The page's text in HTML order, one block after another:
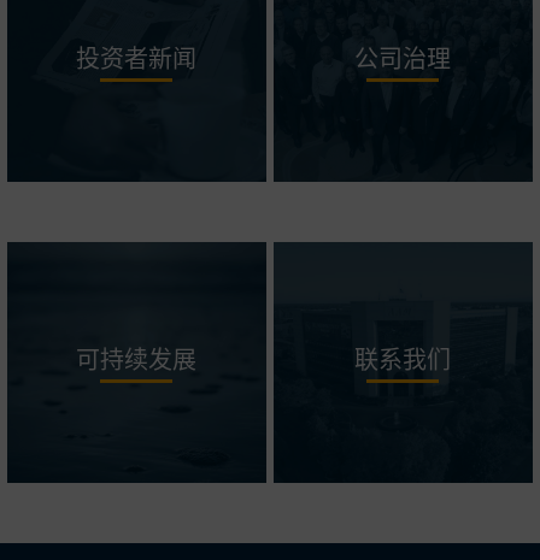
投资者新闻 公司治理
可持续发展 联系我们